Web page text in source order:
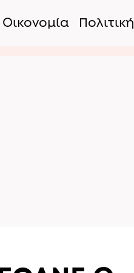
Οικονομία Πολιτική